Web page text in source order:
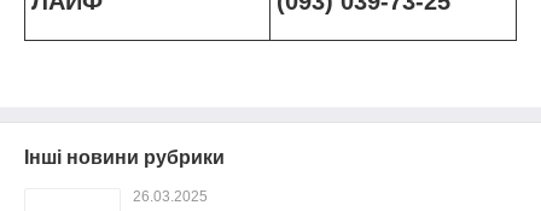
Інші новини рубрики
26.03.2025